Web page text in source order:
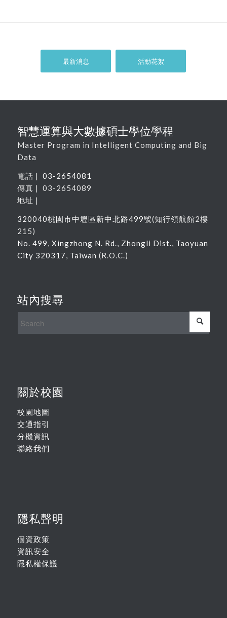
最新消息 活動花絮
智慧運算與大數據碩士學位學程
Master Program in Intelligent Computing and Big
Data
電話 | 03-2654081
傳真 | 03-2654089
地址 |
320040桃園市中壢區新中北路499號(知行領航館2樓
215)
No. 499, Xingzhong N. Rd., Zhongli Dist., Taoyuan
City 320317, Taiwan (R.O.C.)
站內搜尋
關於校園
校園地圖
交通指引
分機資訊
聯絡我們
隱私聲明
個資政策
資訊安全
隱私權保護